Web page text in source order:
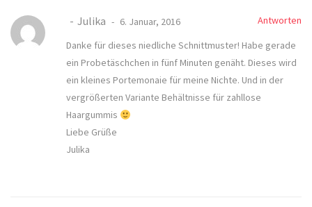
Julika 6. Januar, 2016
Antworten
Danke für dieses niedliche Schnittmuster! Habe gerade
ein Probetäschchen in fünf Minuten genäht. Dieses wird
ein kleines Portemonaie für meine Nichte. Und in der
vergrößerten Variante Behältnisse für zahllose
Haargummis
Liebe Grüße
Julika